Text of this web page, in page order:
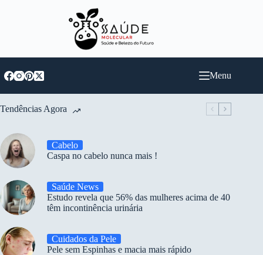
Menu
Tendências Agora
Cabelo
Caspa no cabelo nunca mais !
Saúde News
Estudo revela que 56% das mulheres acima de 40
têm incontinência urinária
Cuidados da Pele
Pele sem Espinhas e macia mais rápido